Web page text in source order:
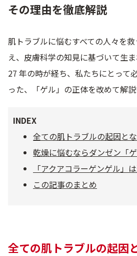
お悩みから探す
乾燥 くすみ
毛穴
敏感・肌あれ 日焼け
トライアルキット
その理由を徹底解説
肌トラブルに悩むすべての人々を
え、皮膚科学の知見に基づいて生ま
27 年の時が経ち、私たちにとって
った、「ゲル」の正体を改めて解説
INDEX
全ての肌トラブルの起因と
乾燥に悩むならダンゼン「
「アクアコラーゲンゲル」
この記事のまとめ
全ての肌トラブルの起因